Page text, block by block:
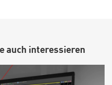
auch interessieren